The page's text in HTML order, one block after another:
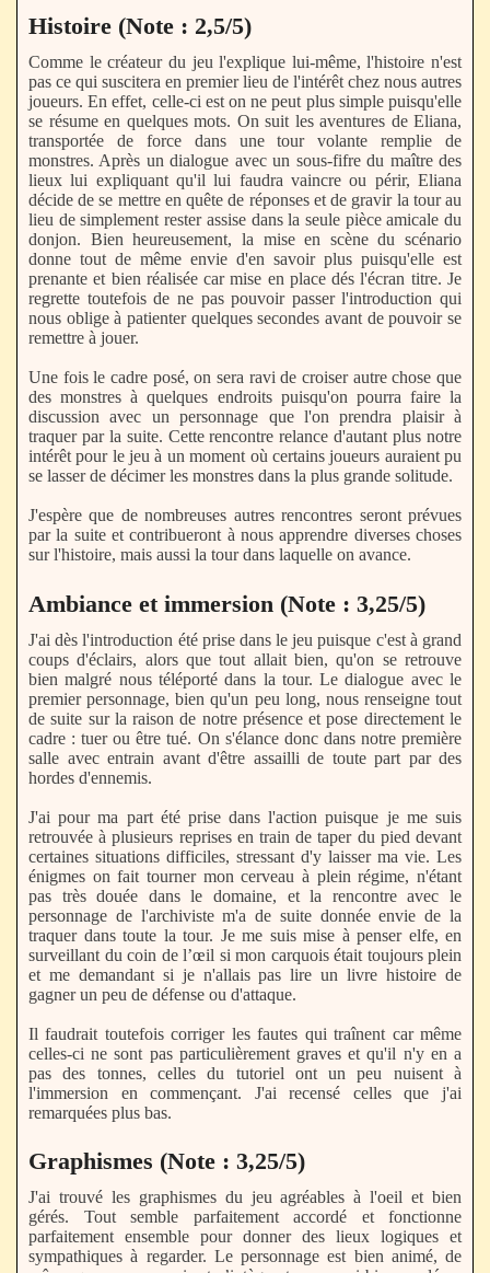
Histoire (Note : 2,5/5)
Comme le créateur du jeu l'explique lui-même, l'histoire n'est
pas ce qui suscitera en premier lieu de l'intérêt chez nous autres
joueurs. En effet, celle-ci est on ne peut plus simple puisqu'elle
se résume en quelques mots. On suit les aventures de Eliana,
transportée de force dans une tour volante remplie de
monstres. Après un dialogue avec un sous-fifre du maître des
lieux lui expliquant qu'il lui faudra vaincre ou périr, Eliana
décide de se mettre en quête de réponses et de gravir la tour au
lieu de simplement rester assise dans la seule pièce amicale du
donjon. Bien heureusement, la mise en scène du scénario
donne tout de même envie d'en savoir plus puisqu'elle est
prenante et bien réalisée car mise en place dés l'écran titre. Je
regrette toutefois de ne pas pouvoir passer l'introduction qui
nous oblige à patienter quelques secondes avant de pouvoir se
remettre à jouer.
Une fois le cadre posé, on sera ravi de croiser autre chose que
des monstres à quelques endroits puisqu'on pourra faire la
discussion avec un personnage que l'on prendra plaisir à
traquer par la suite. Cette rencontre relance d'autant plus notre
intérêt pour le jeu à un moment où certains joueurs auraient pu
se lasser de décimer les monstres dans la plus grande solitude.
J'espère que de nombreuses autres rencontres seront prévues
par la suite et contribueront à nous apprendre diverses choses
sur l'histoire, mais aussi la tour dans laquelle on avance.
Ambiance et immersion (Note : 3,25/5)
J'ai dès l'introduction été prise dans le jeu puisque c'est à grand
coups d'éclairs, alors que tout allait bien, qu'on se retrouve
bien malgré nous téléporté dans la tour. Le dialogue avec le
premier personnage, bien qu'un peu long, nous renseigne tout
de suite sur la raison de notre présence et pose directement le
cadre : tuer ou être tué. On s'élance donc dans notre première
salle avec entrain avant d'être assailli de toute part par des
hordes d'ennemis.
J'ai pour ma part été prise dans l'action puisque je me suis
retrouvée à plusieurs reprises en train de taper du pied devant
certaines situations difficiles, stressant d'y laisser ma vie. Les
énigmes on fait tourner mon cerveau à plein régime, n'étant
pas très douée dans le domaine, et la rencontre avec le
personnage de l'archiviste m'a de suite donnée envie de la
traquer dans toute la tour. Je me suis mise à penser elfe, en
surveillant du coin de l’œil si mon carquois était toujours plein
et me demandant si je n'allais pas lire un livre histoire de
gagner un peu de défense ou d'attaque.
Il faudrait toutefois corriger les fautes qui traînent car même
celles-ci ne sont pas particulièrement graves et qu'il n'y en a
pas des tonnes, celles du tutoriel ont un peu nuisent à
l'immersion en commençant. J'ai recensé celles que j'ai
remarquées plus bas.
Graphismes (Note : 3,25/5)
J'ai trouvé les graphismes du jeu agréables à l'oeil et bien
gérés. Tout semble parfaitement accordé et fonctionne
parfaitement ensemble pour donner des lieux logiques et
sympathiques à regarder. Le personnage est bien animé, de